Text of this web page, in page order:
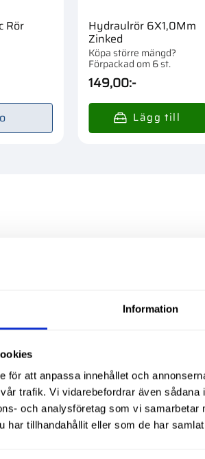
Information
för att anpassa innehållet och
trafik. Vi vidarebefordrar även
och analysföretag som vi
har tillhandahållit eller som de har
Rör Hydraulrör 6X1,0Mm
Zinked
Köpa större mängd?
Förpackad om 6 st.
149,00:-